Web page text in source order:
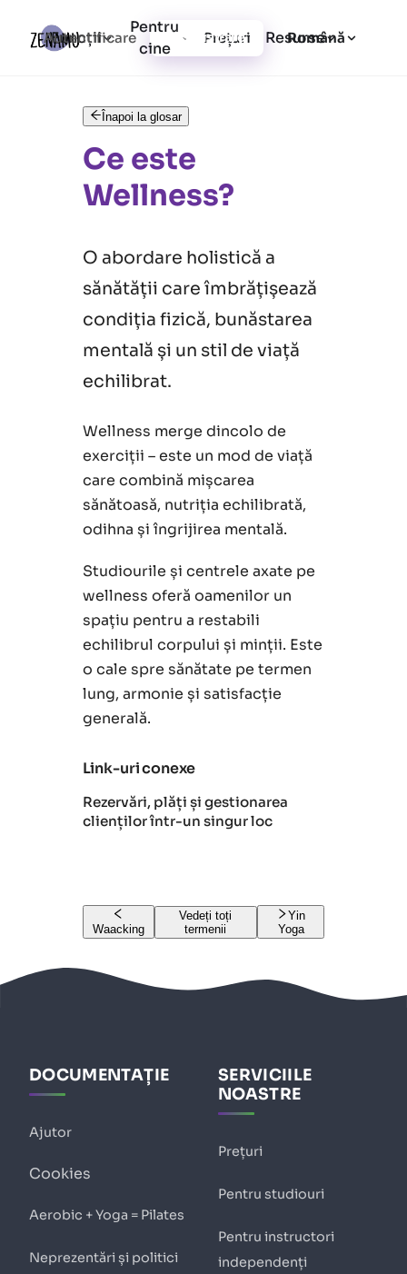
Funcții
Pentru
cine
Prețuri Resurse
Autentificare Înregistrare Română
Înapoi la glosar
Ce este
Wellness?
O abordare holistică a
sănătății care îmbrățișează
condiția fizică, bunăstarea
mentală și un stil de viață
echilibrat.
Wellness merge dincolo de
exerciții – este un mod de viață
care combină mișcarea
sănătoasă, nutriția echilibrată,
odihna și îngrijirea mentală.
Studiourile și centrele axate pe
wellness oferă oamenilor un
spațiu pentru a restabili
echilibrul corpului și minții. Este
o cale spre sănătate pe termen
lung, armonie și satisfacție
generală.
Link-uri conexe
Rezervări, plăți și gestionarea
clienților într-un singur loc
Waacking
Vedeți toți
termenii
Yin
Yoga
DOCUMENTAȚIE
Ajutor
Cookies
Aerobic + Yoga = Pilates
Neprezentări și politici
SERVICIILE
NOASTRE
Prețuri
Pentru studiouri
Pentru instructori
independenți